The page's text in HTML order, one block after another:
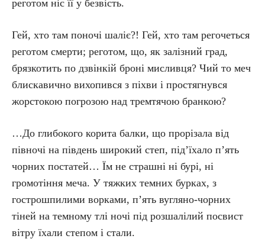
реготом ніс її у безвість.
Гей, хто там поночі шаліє?! Гей, хто там регочеться
реготом смерти; реготом, що, як залізний град,
брязкотить по дзвінкій броні мисливця? Чий то меч
блискавично вихопився з піхви і простягнувся
жорстокою погрозою над тремтячою бранкою?
…До глибокого корита балки, що прорізала від
півночі на південь широкий степ, під’їхало п’ять
чорних постатей… Їм не страшні ні бурі, ні
громотіння меча. У тяжких темних бурках, з
гострошпилими ворками, п’ять вугляно-чорних
тіней на темному тлі ночі під розшалілий посвист
вітру їхали степом і стали.